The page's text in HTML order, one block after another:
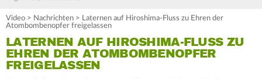
Video > Nachrichten > Laternen auf Hiroshima-Fluss zu Ehren der
Atombombenopfer freigelassen
LATERNEN AUF HIROSHIMA-FLUSS ZU
EHREN DER ATOMBOMBENOPFER
FREIGELASSEN